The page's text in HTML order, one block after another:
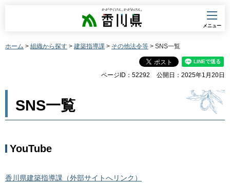
香川県
メニュー
ホーム > 組織から探す > 建築指導課 > その他法令等 > SNS一覧
ページID：52292 公開日：2025年1月20日
SNS一覧
YouTube
香川県建築指導課（外部サイトへリンク）